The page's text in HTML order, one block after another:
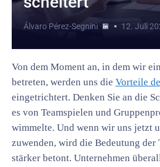
Álvaro Pérez-Segnini 12. Juli
Von dem Moment an, in dem wir
betreten, werden uns die Vorteile
eingetrichtert. Denken Sie an die
es von Teamspielen und
wimmelte. Und wenn wir uns jetzt
zuwenden, wird die Bedeutung der
stärker betont. Unternehmen